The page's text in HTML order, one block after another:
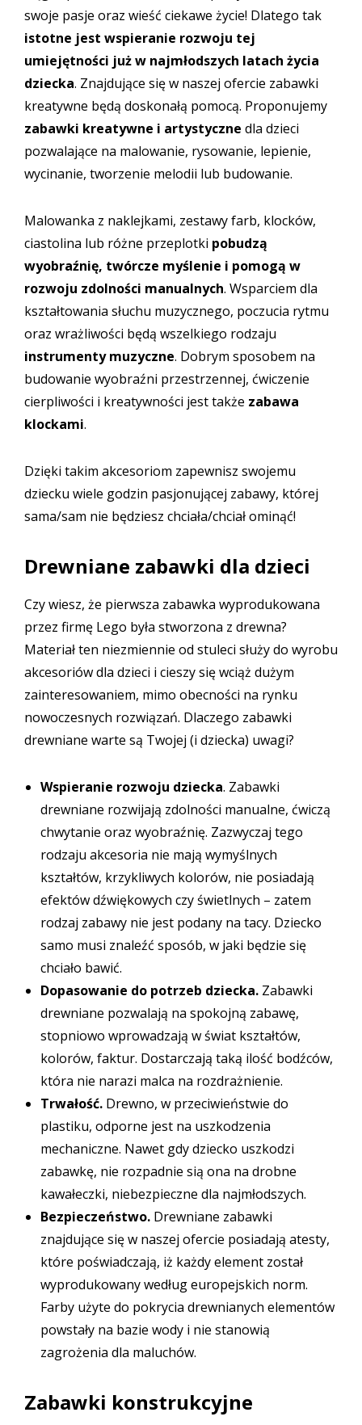
swoje pasje oraz wieść ciekawe życie! Dlatego tak
istotne jest wspieranie rozwoju tej
umiejętności już w najmłodszych latach życia
dziecka. Znajdujące się w naszej ofercie zabawki
kreatywne będą doskonałą pomocą. Proponujemy
zabawki kreatywne i artystyczne dla dzieci
pozwalające na malowanie, rysowanie, lepienie,
wycinanie, tworzenie melodii lub budowanie.
Malowanka z naklejkami, zestawy farb, klocków,
ciastolina lub różne przeplotki pobudzą
wyobraźnię, twórcze myślenie i pomogą w
rozwoju zdolności manualnych. Wsparciem dla
kształtowania słuchu muzycznego, poczucia rytmu
oraz wrażliwości będą wszelkiego rodzaju
instrumenty muzyczne. Dobrym sposobem na
budowanie wyobraźni przestrzennej, ćwiczenie
cierpliwości i kreatywności jest także zabawa
klockami.
Dzięki takim akcesoriom zapewnisz swojemu
dziecku wiele godzin pasjonującej zabawy, której
sama/sam nie będziesz chciała/chciał ominąć!
Drewniane zabawki dla dzieci
Czy wiesz, że pierwsza zabawka wyprodukowana
przez firmę Lego była stworzona z drewna?
Materiał ten niezmiennie od stuleci służy do wyrobu
akcesoriów dla dzieci i cieszy się wciąż dużym
zainteresowaniem, mimo obecności na rynku
nowoczesnych rozwiązań. Dlaczego zabawki
drewniane warte są Twojej (i dziecka) uwagi?
Wspieranie rozwoju dziecka. Zabawki
drewniane rozwijają zdolności manualne, ćwiczą
chwytanie oraz wyobraźnię. Zazwyczaj tego
rodzaju akcesoria nie mają wymyślnych
kształtów, krzykliwych kolorów, nie posiadają
efektów dźwiękowych czy świetlnych – zatem
rodzaj zabawy nie jest podany na tacy. Dziecko
samo musi znaleźć sposób, w jaki będzie się
chciało bawić.
Dopasowanie do potrzeb dziecka. Zabawki
drewniane pozwalają na spokojną zabawę,
stopniowo wprowadzają w świat kształtów,
kolorów, faktur. Dostarczają taką ilość bodźców,
która nie narazi malca na rozdrażnienie.
Trwałość. Drewno, w przeciwieństwie do
plastiku, odporne jest na uszkodzenia
mechaniczne. Nawet gdy dziecko uszkodzi
zabawkę, nie rozpadnie sią ona na drobne
kawałeczki, niebezpieczne dla najmłodszych.
Bezpieczeństwo. Drewniane zabawki
znajdujące się w naszej ofercie posiadają atesty,
które poświadczają, iż każdy element został
wyprodukowany według europejskich norm.
Farby użyte do pokrycia drewnianych elementów
powstały na bazie wody i nie stanowią
zagrożenia dla maluchów.
Zabawki konstrukcyjne